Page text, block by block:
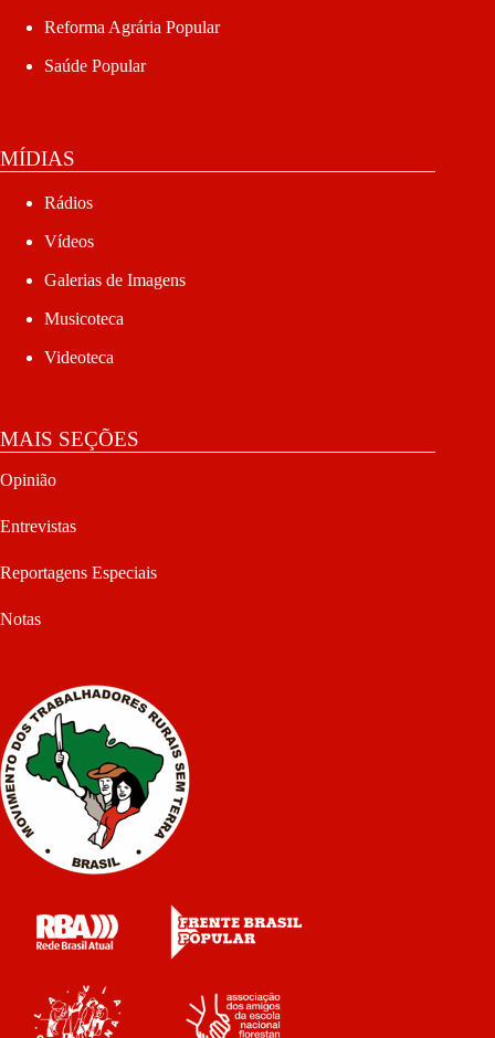
Reforma Agrária Popular
Saúde Popular
MÍDIAS
Rádios
Vídeos
Galerias de Imagens
Musicoteca
Videoteca
MAIS SEÇÕES
Opinião
Entrevistas
Reportagens Especiais
Notas